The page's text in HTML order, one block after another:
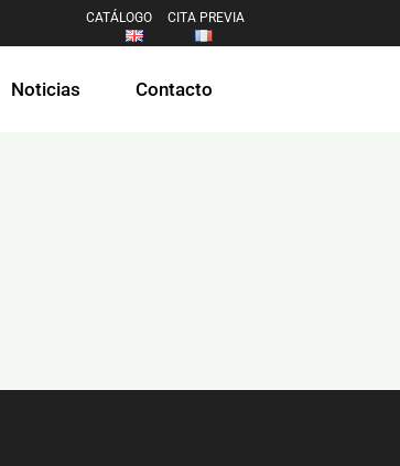
CATÁLOGO CITA PREVIA
Noticias Contacto